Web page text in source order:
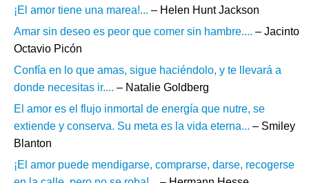
¡El amor tiene una marea!... – Helen Hunt Jackson
Amar sin deseo es peor que comer sin hambre.... – Jacinto
Octavio Picón
Confía en lo que amas, sigue haciéndolo, y te llevará a
donde necesitas ir.... – Natalie Goldberg
El amor es el flujo inmortal de energía que nutre, se
extiende y conserva. Su meta es la vida eterna... – Smiley
Blanton
¡El amor puede mendigarse, comprarse, darse, recogerse